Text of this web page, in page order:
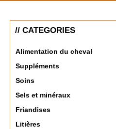
// CATEGORIES
Alimentation du cheval
Suppléments
Soins
Sels et minéraux
Friandises
Litières